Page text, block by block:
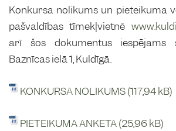
Konkursa nolikums un pieteikuma
pašvaldības tīmekļvietnē
arī šos dokumentus iespējams
Baznīcas ielā 1, Kuldīgā.
KONKURSA NOLIKUMS
PIETEIKUMA ANKETA